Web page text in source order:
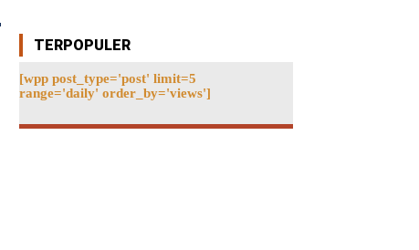
TERPOPULER
[wpp post_type='post' limit=5
range='daily' order_by='views']